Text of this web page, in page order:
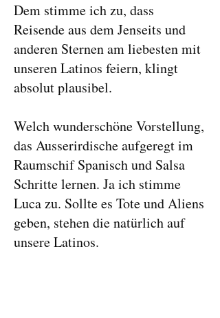
Dem stimme ich zu, dass
Reisende aus dem Jenseits und
anderen Sternen am liebesten mit
unseren Latinos feiern, klingt
absolut plausibel.
Welch wunderschöne Vorstellung,
das Ausserirdische aufgeregt im
Raumschif Spanisch und Salsa
Schritte lernen. Ja ich stimme
Luca zu. Sollte es Tote und Aliens
geben, stehen die natürlich auf
unsere Latinos.